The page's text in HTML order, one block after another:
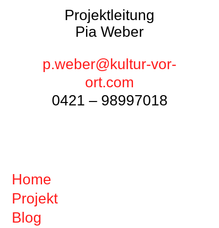
Projektleitung
Pia Weber
p.weber@kultur-vor-
ort.com
0421 – 98997018
Home
Projekt
Blog